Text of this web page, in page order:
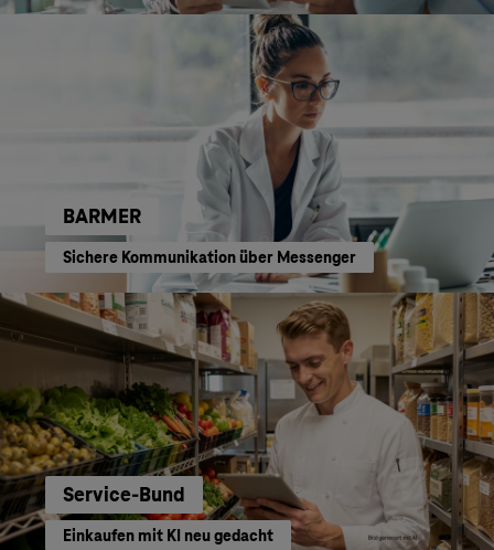
BARMER
Sichere Kommunikation über Messenger
Service-Bund
Einkaufen mit KI neu gedacht